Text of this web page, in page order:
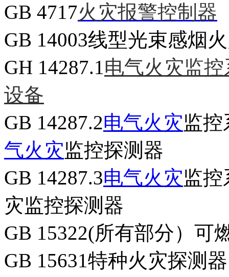
GB 4717火灾报警控制器
GB 14003线型光束感烟
GH 14287.1电气火灾监
设备
GB 14287.2电气火灾监
气火灾监控探测器
GB 14287.3电气火灾监
灾监控探测器
GB 15322(所有部分）可
GB 15631特种火灾探测器